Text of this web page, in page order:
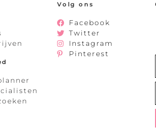
Volg ons
Facebook
Twitter
Instagram
Pinterest